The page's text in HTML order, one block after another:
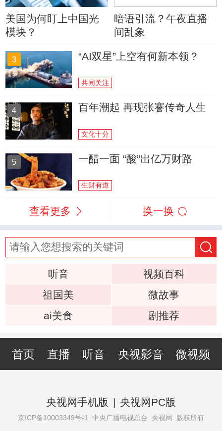
美国为何盯上中国光
模块？
暗语引流？午夜直播
间乱象
3 “AI双星”上空有何新本领？
共同关注
4 百年潮起 再现张謇传奇人生
文化十分
5 一醋一面 “酸”出亿万财路
生财有道
查看更多 换一换
听音
视频百科
祖国美
微故事
ai美食
剧推荐
首页 直播 听音 央视影音 微视频
央视网手机版 | 央视网PC版
京ICP备10003349号-1 中央广播电视总台 央视网 版权所有